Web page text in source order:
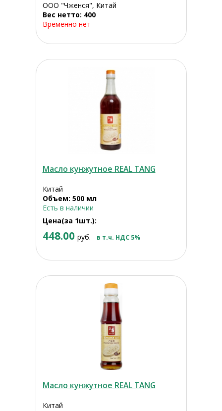
ООО "Чженся", Китай
Вес нетто: 400
Временно нет
Масло кунжутное REAL TANG
Китай
Объем: 500 мл
Есть в наличии
Цена(за 1шт.):
448.00 руб. в т.ч. НДС 5%
Масло кунжутное REAL TANG
Китай